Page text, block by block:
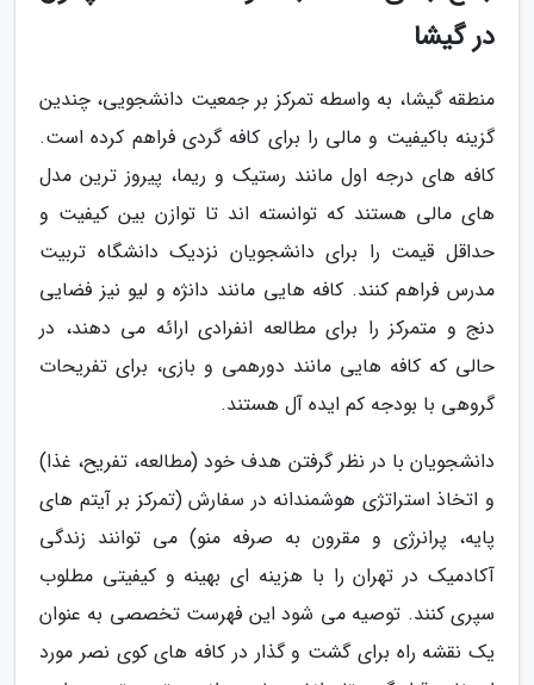
در گیشا
منطقه گیشا، به واسطه تمرکز بر جمعیت دانشجویی، چندین
گزینه باکیفیت و مالی را برای کافه گردی فراهم کرده است.
کافه های درجه اول مانند رستیک و ریما، پیروز ترین مدل
های مالی هستند که توانسته اند تا توازن بین کیفیت و
حداقل قیمت را برای دانشجویان نزدیک دانشگاه تربیت
مدرس فراهم کنند. کافه هایی مانند دانژه و لیو نیز فضایی
دنج و متمرکز را برای مطالعه انفرادی ارائه می دهند، در
حالی که کافه هایی مانند دورهمی و بازی، برای تفریحات
گروهی با بودجه کم ایده آل هستند.
دانشجویان با در نظر گرفتن هدف خود (مطالعه، تفریح، غذا)
و اتخاذ استراتژی هوشمندانه در سفارش (تمرکز بر آیتم های
پایه، پرانرژی و مقرون به صرفه منو) می توانند زندگی
آکادمیک در تهران را با هزینه ای بهینه و کیفیتی مطلوب
سپری کنند. توصیه می شود این فهرست تخصصی به عنوان
یک نقشه راه برای گشت و گذار در کافه های کوی نصر مورد